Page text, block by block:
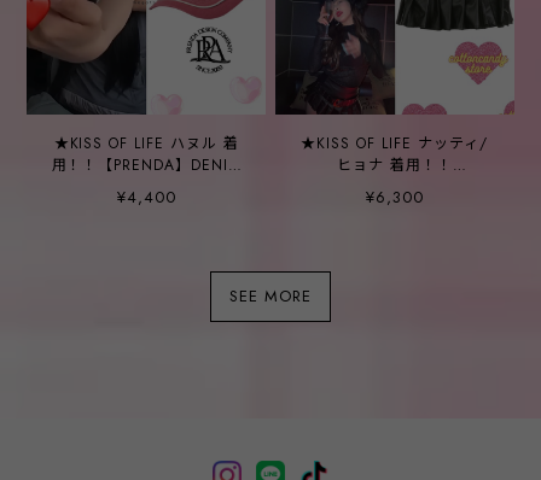
★KISS OF LIFE ハヌル 着
用！！【PRENDA】DENIM
CAP PINK
¥4,400
★KISS OF LIFE ナッティ/
ヒョナ 着用！！
ベルベットミニスカート
¥6,300
SEE MORE